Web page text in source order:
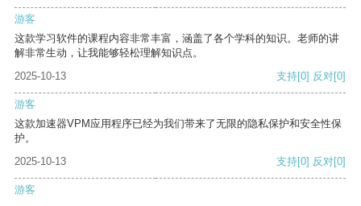
游客
这款学习软件的课程内容非常丰富，涵盖了各个学科的知识。老师的讲
解非常生动，让我能够轻松理解知识点。
2025-10-13
支持[0] 反对[0]
游客
这款加速器VPM应用程序已经为我们带来了无限的隐私保护和安全性保
护。
2025-10-13
支持[0] 反对[0]
游客